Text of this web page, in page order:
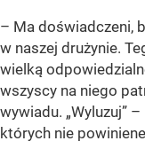
– Ma doświadczeni,
w naszej drużynie.
wielką
wszyscy na niego
wywiadu. „Wyluzuj”
których nie